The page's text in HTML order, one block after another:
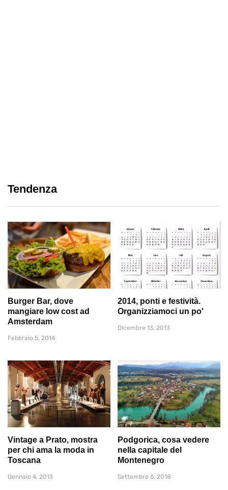
Tendenza
Burger Bar, dove
mangiare low cost ad
Amsterdam
Febbraio 5, 2014
2014, ponti e festività.
Organizziamoci un po'
Dicembre 13, 2013
Vintage a Prato, mostra
per chi ama la moda in
Toscana
Gennaio 4, 2013
Podgorica, cosa vedere
nella capitale del
Montenegro
Settembre 6, 2018